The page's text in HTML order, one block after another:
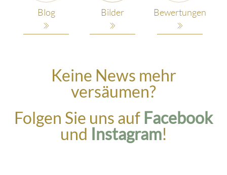
Blog Bilder Bewertungen
Keine News mehr
versäumen?
Folgen Sie uns auf Facebook
und Instagram!